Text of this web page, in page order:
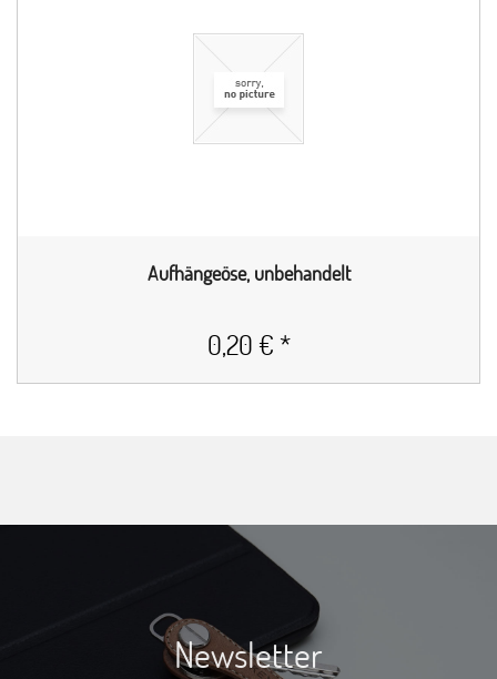
Aufhängeöse, unbehandelt
0,20 € *
Newsletter